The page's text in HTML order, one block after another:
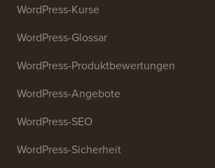
WordPress-Kurse
WordPress-Glossar
WordPress-Produktbewertungen
WordPress-Angebote
WordPress-SEO
WordPress-Sicherheit